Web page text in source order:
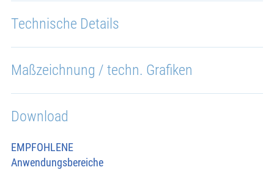
Technische Details
Maßzeichnung / techn. Grafiken
Download
EMPFOHLENE
Anwendungsbereiche